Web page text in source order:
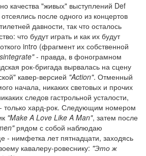
качества "живых" выступлений Def
после одного из концертов
давности, так что осталось
что будут играть и как их будут
intro (фрагмент их собственной
- правда, в фонограмном
рок-бригада вырвалась на сцену
кавер-версией "Action". Отменный
начала, никаких световых и прочих
следов гастрольной усталости,
только хард-рок. Следующим номером
"Make A Love Like A Man", затем после
рядом с собой наблюдаю
- нимфетка лет пятнадцати, заходясь
кавалеру-ровеснику: "Это ж